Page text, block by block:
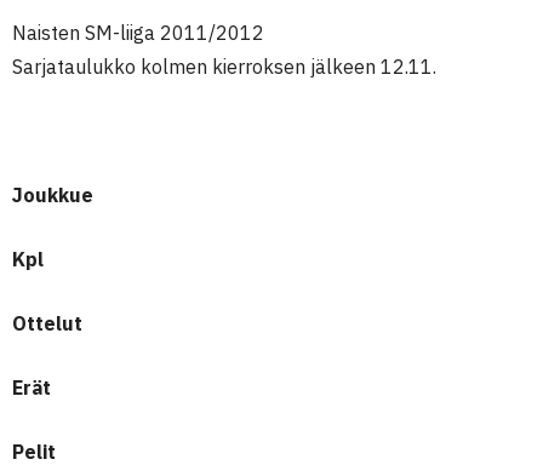
Naisten SM-liiga 2011/2012
Sarjataulukko kolmen kierroksen jälkeen 12.11.
Joukkue
Kpl
Ottelut
Erät
Pelit